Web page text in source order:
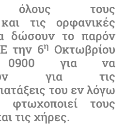
όλους τους
τις ορφανικές
δώσουν το παρόν
την 6η Οκτωβρίου
για να
για τις
του εν λόγω
τους
τις χήρες.